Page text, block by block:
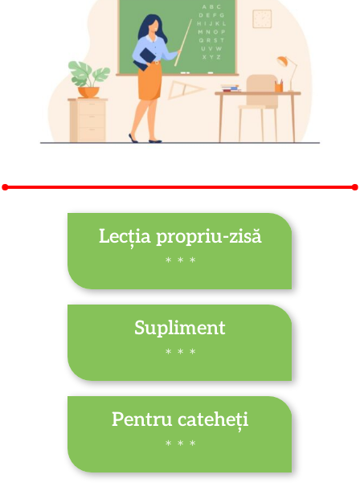
Lecția propriu-zisă
* * *
Supliment
* * *
Pentru cateheți
* * *